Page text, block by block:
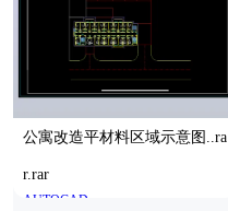
公寓改造平材料区域示意图..ra
r.rar
AUTOCAD